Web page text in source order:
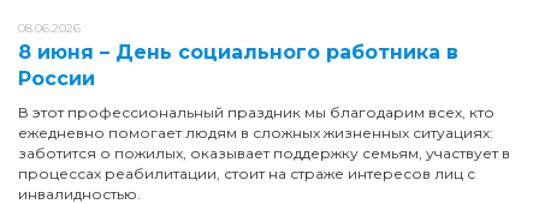
08.06.2026
8 июня – День социального работника в
России
В этот профессиональный праздник мы благодарим всех, кто
ежедневно помогает людям в сложных жизненных ситуациях:
заботится о пожилых, оказывает поддержку семьям, участвует в
процессах реабилитации, стоит на страже интересов лиц с
инвалидностью.